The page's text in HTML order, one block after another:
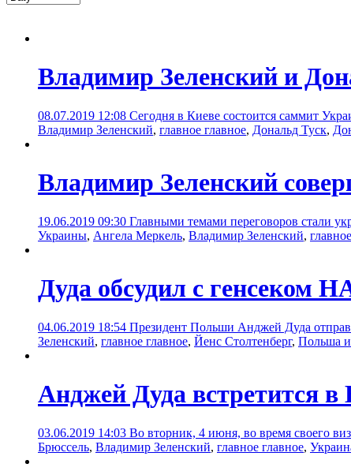
Владимир Зеленский и
08.07.2019 12:08 Сегодня в Киеве состоится саммит
Владимир Зеленский, главное главное, Дональд Туск,
Владимир Зеленский
19.06.2019 09:30 Главными темами переговоров стали
Украины, Ангела Меркель, Владимир Зеленский,
Дуда обсудил с генсеком
04.06.2019 18:54 Президент Польши Анджей Дуда
Зеленский, главное главное, Йенс Столтенберг, Польша
Анджей Дуда встретится
03.06.2019 14:03 Во вторник, 4 июня, во время своего
Брюссель, Владимир Зеленский, главное главное,